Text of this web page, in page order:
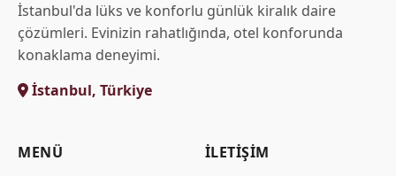
İstanbul'da lüks ve konforlu günlük kiralık daire
çözümleri. Evinizin rahatlığında, otel konforunda
konaklama deneyimi.
İstanbul, Türkiye
MENÜ
İLETIŞIM